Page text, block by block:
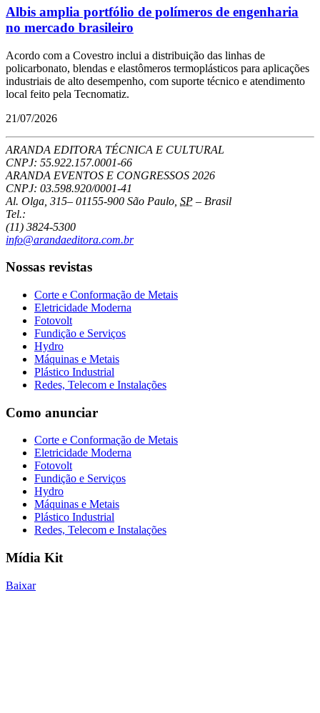
Albis amplia portfólio de polímeros de engenharia
no mercado brasileiro
Acordo com a Covestro inclui a distribuição das linhas de
policarbonato, blendas e elastômeros termoplásticos para aplicações
industriais de alto desempenho, com suporte técnico e atendimento
local feito pela Tecnomatiz.
21/07/2026
ARANDA EDITORA TÉCNICA E CULTURAL
CNPJ: 55.922.157.0001-66
ARANDA EVENTOS E CONGRESSOS 2026
CNPJ: 03.598.920/0001-41
Al. Olga, 315– 01155-900 São Paulo SP – Brasil
Tel.:
(11) 3824-5300
info@arandaeditora.com.br
Nossas revistas
Corte e Conformação de Metais
Eletricidade Moderna
Fotovolt
Fundição e Serviços
Hydro
Máquinas e Metais
Plástico Industrial
Redes, Telecom e Instalações
Como anunciar
Corte e Conformação de Metais
Eletricidade Moderna
Fotovolt
Fundição e Serviços
Hydro
Máquinas e Metais
Plástico Industrial
Redes, Telecom e Instalações
Mídia Kit
Baixar